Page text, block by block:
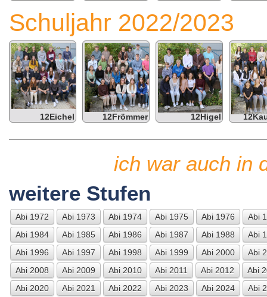
Schuljahr 2022/2023
12Eichel 12Frömmer 12Higel
ich war auch in
weitere Stufen
Abi 1972 Abi 1973 Abi 1974 Abi 1975 Abi 1976
Abi
Abi 1984
Abi 1985 Abi 1986 Abi 1987 Abi 1988
Abi
Abi 1996
Abi 1997 Abi 1998 Abi 1999 Abi 2000
Abi
Abi 2008
Abi 2009 Abi 2010 Abi 2011 Abi 2012
Abi
Abi 2020
Abi 2021 Abi 2022 Abi 2023 Abi 2024 Abi